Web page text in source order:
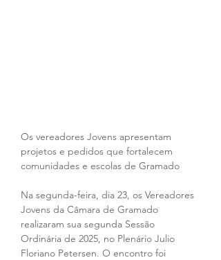
Os vereadores Jovens apresentam
projetos e pedidos que fortalecem
comunidades e escolas de Gramado
Na segunda-feira, dia 23, os Vereadores
Jovens da Câmara de Gramado
realizaram sua segunda Sessão
Ordinária de 2025, no Plenário Julio
Floriano Petersen. O encontro foi